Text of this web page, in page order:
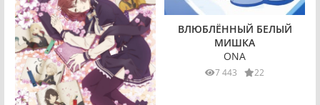
ВЛЮБЛЁННЫЙ БЕЛЫЙ
МИШКА
ONA
7 443 22